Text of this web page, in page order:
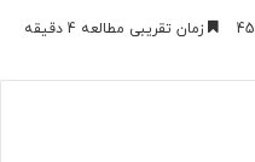
45 زمان تقریبی مطالعه 4 دقیقه